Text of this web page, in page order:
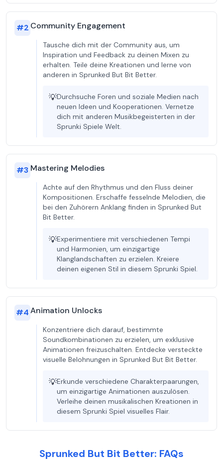
#2 Community Engagement
Tausche dich mit der Community aus, um
Inspiration und Feedback zu deinen Mixen zu
erhalten. Teile deine Kreationen und lerne von
anderen in Sprunked But Bit Better.
💡Durchsuche Foren und soziale Medien nach
neuen Ideen und Kooperationen. Vernetze
dich mit anderen Musikbegeisterten in der
Sprunki Spiele Welt.
#3 Mastering Melodies
Achte auf den Rhythmus und den Fluss deiner
Kompositionen. Erschaffe fesselnde Melodien, die
bei den Zuhörern Anklang finden in Sprunked But
Bit Better.
💡Experimentiere mit verschiedenen Tempi
und Harmonien, um einzigartige
Klanglandschaften zu erzielen. Kreiere
deinen eigenen Stil in diesem Sprunki Spiel.
#4Animation Unlocks
Konzentriere dich darauf, bestimmte
Soundkombinationen zu erzielen, um exklusive
Animationen freizuschalten. Entdecke versteckte
visuelle Belohnungen in Sprunked But Bit Better.
💡Erkunde verschiedene Charakterpaarungen,
um einzigartige Animationen auszulösen.
Verleihe deinen musikalischen Kreationen in
diesem Sprunki Spiel visuelles Flair.
Sprunked But Bit Better: FAQs